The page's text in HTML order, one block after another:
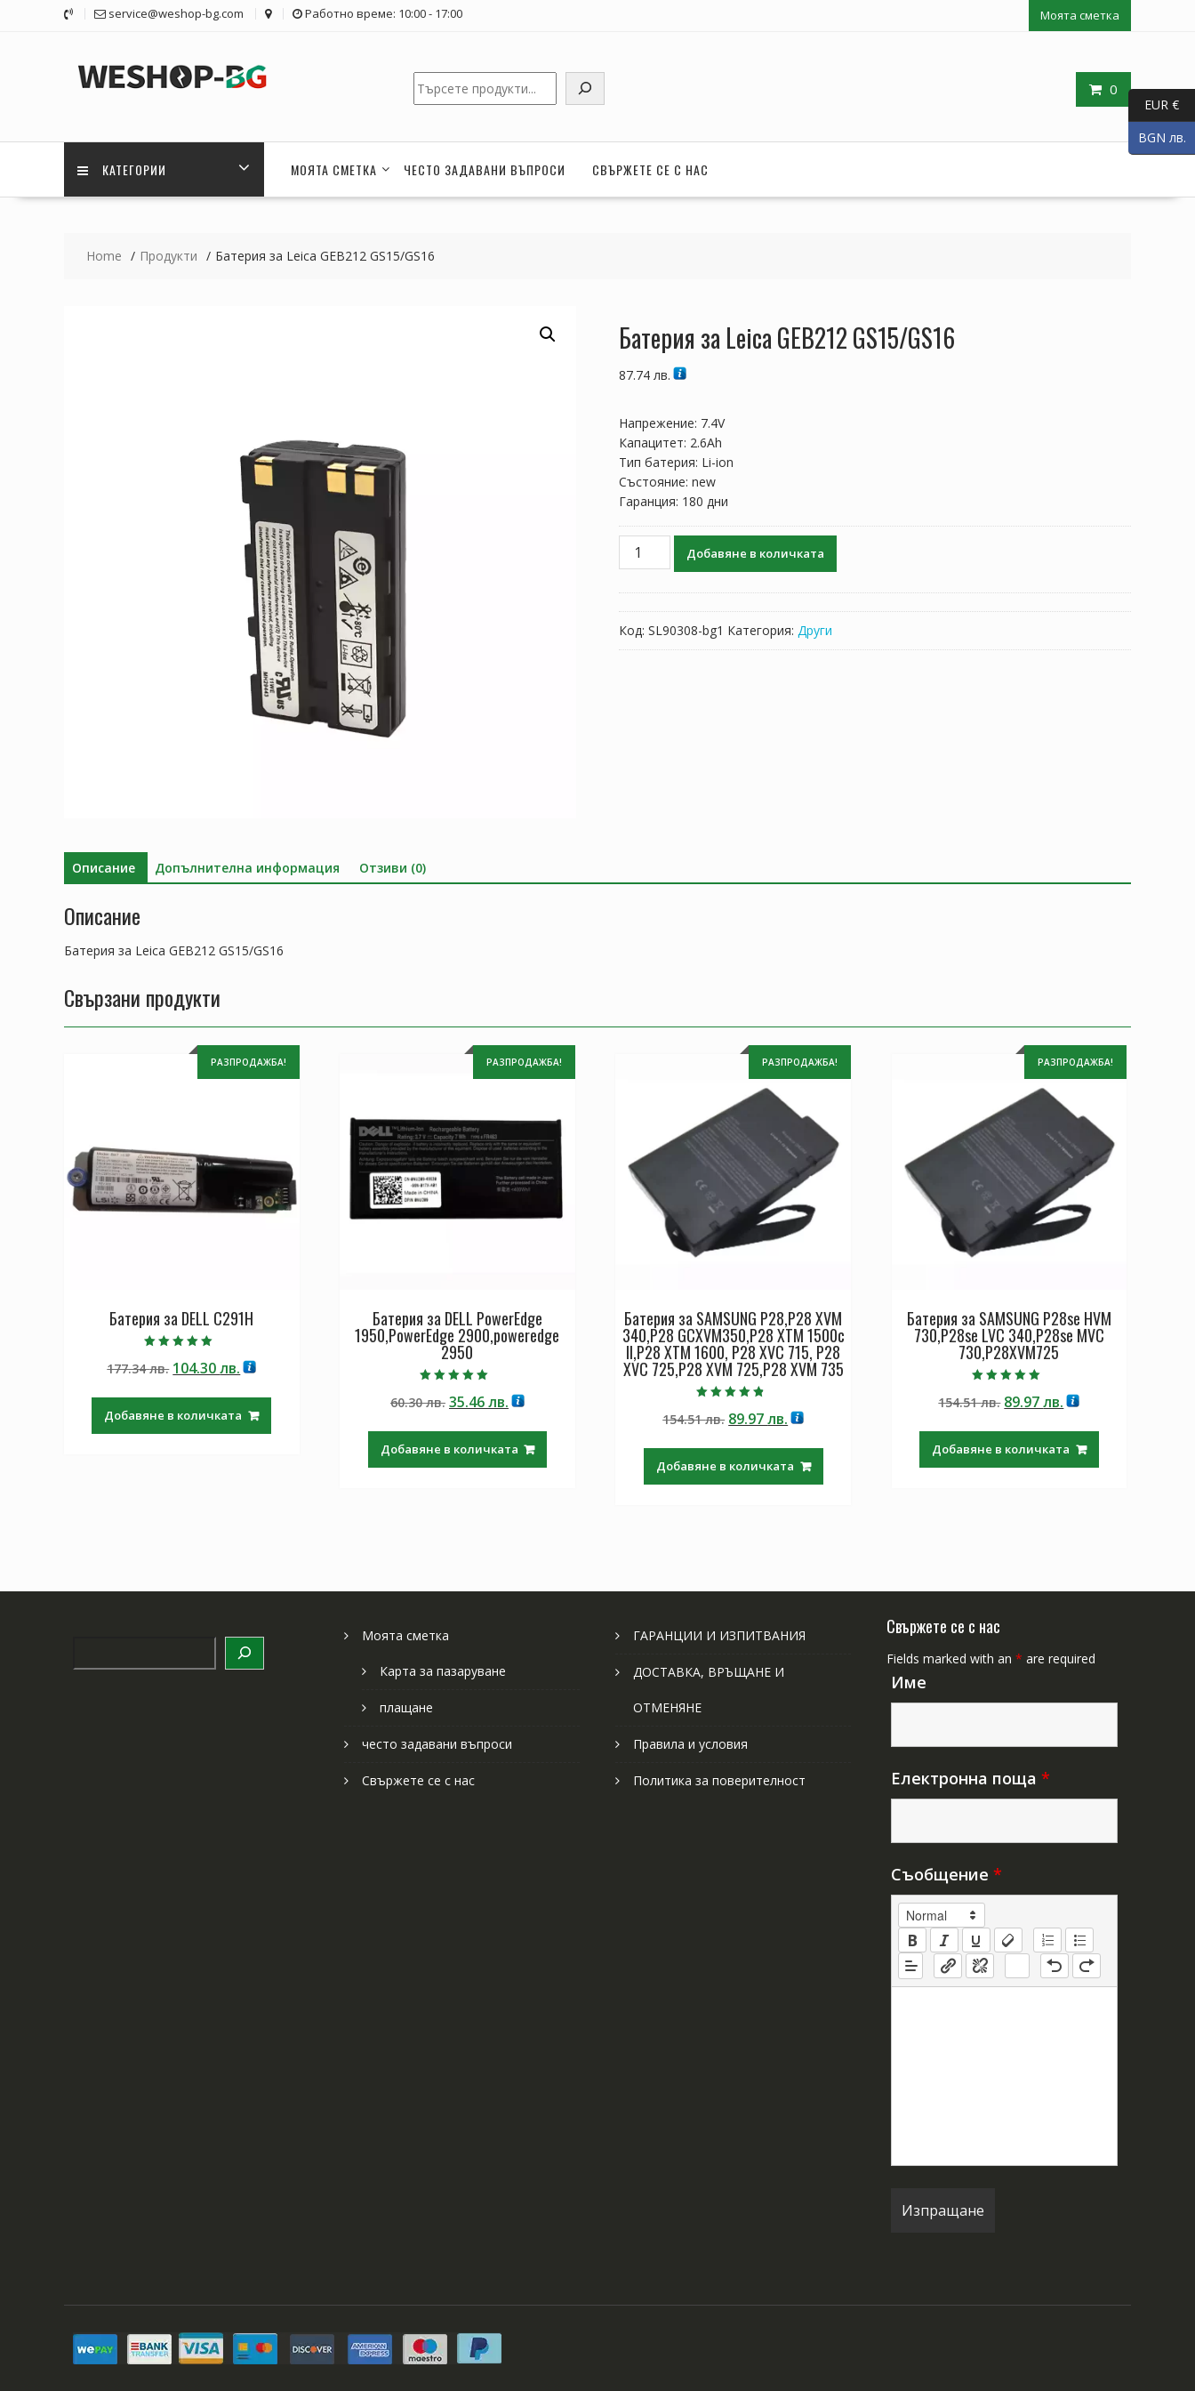
service@weshop-bg.com Работно време: 10:00 - 17:00 Моята сметка
0
Търсене
КАТЕГОРИИ МОЯТА СМЕТКА ЧЕСТО ЗАДАВАНИ ВЪПРОСИ СВЪРЖЕТЕ СЕ С НАС
Home Продукти Батерия за Leica GEB212 GS15/GS16
Батерия за Leica GEB212 GS15/GS16
87.74 лв.
Напрежение: 7.4V
Капацитет: 2.6Ah
Тип батерия: Li-ion
Състояние: new
Гаранция: 180 дни
количество
GEB212
Добавяне в количката
Код: SL90308-bg1 Категория: Други
Описание Допълнителна информация Отзиви (0)
Описание
Батерия за Leica GEB212 GS15/GS16
Свързани продукти
РАЗПРОДАЖБА!
Батерия за DELL C291H
5.00
от 5
177.34лв. Original
177.34 лв..
104.30лв.Текущата
е:
104.30 лв..
Добавяне в количката
РАЗПРОДАЖБА!
Батерия за DELL PowerEdge
1950,PowerEdge 2900,poweredge
2950
5.00
от 5
60.30лв. Original
60.30 лв..
35.46лв.Текущата
35.46 лв..
Добавяне в количката
РАЗПРОДАЖБА!
Батерия за SAMSUNG P28,P28 XVM
340,P28 GCXVM350,P28 XTM 1500c
II,P28 XTM 1600, P28 XVC 715, P28
XVC 725,P28 XVM 725,P28 XVM 735
4.50
от 5
154.51лв. Original
154.51 лв..
89.97лв.Текущата
89.97 лв..
Добавяне в количката
РАЗПРОДАЖБА!
Батерия за SAMSUNG P28se HVM
730,P28se LVC 340,P28se MVC
730,P28XVM725
5.00
от 5
154.51лв. Original
154.51 лв..
89.97лв.Текущата
89.97 лв..
Добавяне в количката
Моята сметка
Карта за пазаруване
плащане
често задавани въпроси
Свържете се с нас
ГАРАНЦИИ И ИЗПИТВАНИЯ
ДОСТАВКА, ВРЪЩАНЕ И
ОТМЕНЯНЕ
Правила и условия
Политика за поверителност
Свържете се с нас
Fields marked with an * are required
Име
Електронна поща *
Съобщение *
EUR €
BGN лв.